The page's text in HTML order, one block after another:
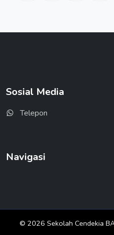
Sosial Media
Telepon
Navigasi
© 2026 Sekolah Cendekia